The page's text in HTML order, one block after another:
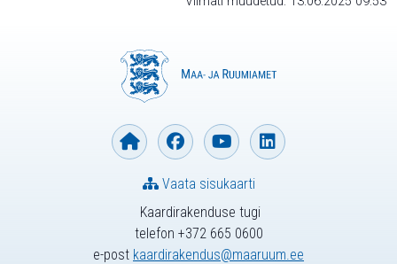
Kaardirakenduse tugi
telefon +372 665 0600
e-post kaardirakendus@maaruum.ee
Vaata sisukaarti